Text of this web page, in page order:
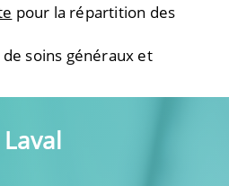
pour la répartition des
soins généraux et